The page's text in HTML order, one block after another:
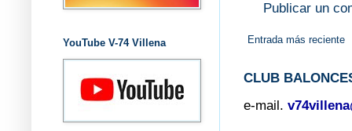
Publicar un
Entrada más reciente
CLUB
e-mail.
YouTube V-74 Villena